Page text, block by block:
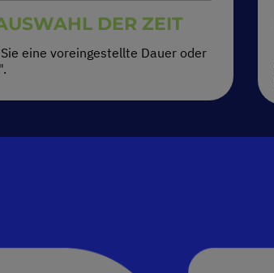
DER ZEIT
eine voreingestellte Dauer oder